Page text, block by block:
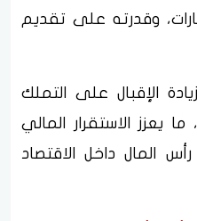
وقدرته على تقديم
الإقبال على التملك
ما يعزز الاستقرار المالي
المال داخل الاقتصاد